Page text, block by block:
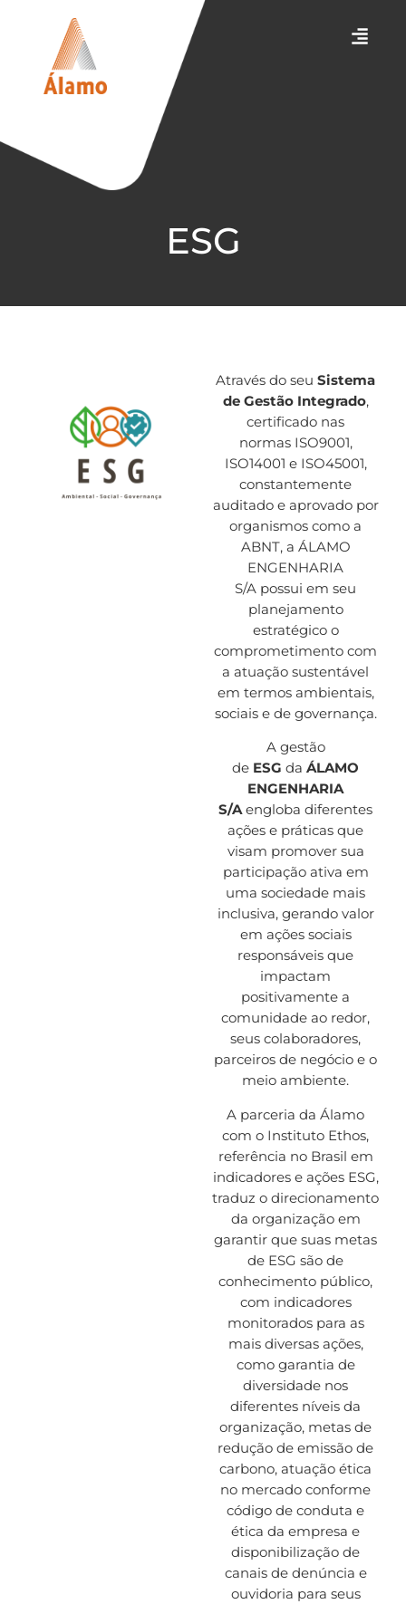
ESG
Através do seu Sistema
de Gestão Integrado,
certificado nas
normas ISO9001,
ISO14001 e ISO45001,
constantemente
auditado e aprovado por
organismos como a
ABNT, a ÁLAMO
ENGENHARIA
S/A possui em seu
planejamento
estratégico o
comprometimento com
a atuação sustentável
em termos ambientais,
sociais e de governança.
A gestão
de ESG da ÁLAMO
ENGENHARIA
S/Aengloba diferentes
ações e práticas que
visam promover sua
participação ativa em
uma sociedade mais
inclusiva, gerando valor
em ações sociais
responsáveis que
impactam
positivamente a
comunidade ao redor,
seus colaboradores,
parceiros de negócio e o
meio ambiente.
A parceria da Álamo
com o Instituto Ethos,
referência no Brasil em
indicadores e ações ESG,
traduz o direcionamento
da organização em
garantir que suas metas
de ESG são de
conhecimento público,
com indicadores
monitorados para as
mais diversas ações,
como garantia de
diversidade nos
diferentes níveis da
organização, metas de
redução de emissão de
carbono, atuação ética
no mercado conforme
código de conduta e
ética da empresa e
disponibilização de
canais de denúncia e
ouvidoria para seus